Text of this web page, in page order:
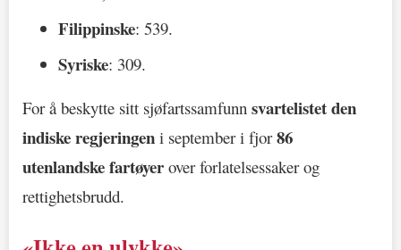
Filippinske: 539.
Syriske: 309.
For å beskytte sitt sjøfartssamfunn svartelistet den
indiske regjeringen i september i fjor86
utenlandske fartøyer over forlatelsessaker og
rettighetsbrudd.